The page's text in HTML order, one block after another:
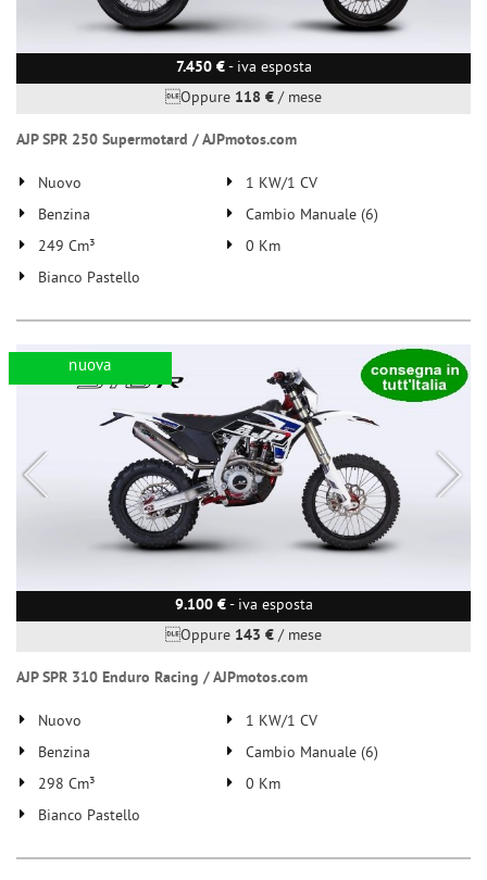
7.450 €- iva esposta
Oppure 118 € / mese
AJP SPR 250 Supermotard / AJPmotos.com
Nuovo
1 KW/1 CV
Benzina
Cambio Manuale (6)
249 Cm³
0 Km
Bianco Pastello
9.100 €- iva esposta
Oppure 143 € / mese
nuova
AJP SPR 310 Enduro Racing / AJPmotos.com
Nuovo
1 KW/1 CV
Benzina
Cambio Manuale (6)
298 Cm³
0 Km
Bianco Pastello